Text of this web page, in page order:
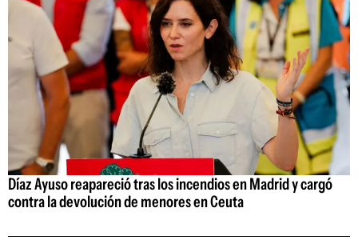
Díaz Ayuso reapareció tras los incendios en Madrid y cargó
contra la devolución de menores en Ceuta